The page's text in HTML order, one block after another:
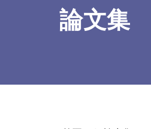
論文集